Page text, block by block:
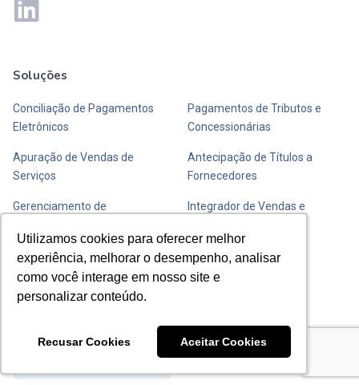
Utilizamos cookies para oferecer melhor
experiência, melhorar o desempenho, analisar
como você interage em nosso site e
personalizar conteúdo.
Recusar Cookies Aceitar Cookies
Utilizamos cookies para oferecer melhor
experiência, melhorar o desempenho, analisar
como você interage em nosso site e
personalizar conteúdo.
Recusar Cookies Aceitar Cookies
Soluções
Conciliação de Pagamentos
Eletrônicos
Apuração de Vendas de
Serviços
Gerenciamento de
Pagamentos de Tributos e
Concessionárias
Antecipação de Títulos a
Fornecedores
Integrador de Vendas e
Entre em contato com a Y
Saiba como chegar